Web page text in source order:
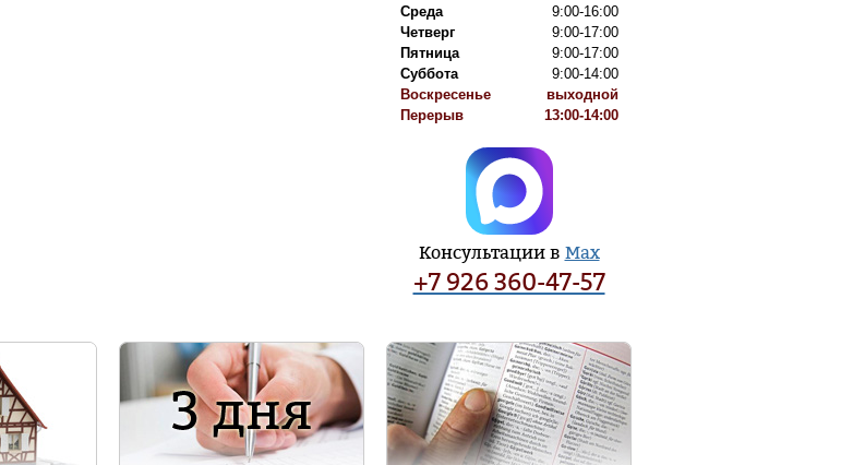
Среда
9:00-16:00
Четверг
9:00-17:00
Пятница
9:00-17:00
Суббота
9:00-14:00
Воскресенье
выходной
Перерыв
13:00-14:00
Консультации в Max
+7 926 360-47-57